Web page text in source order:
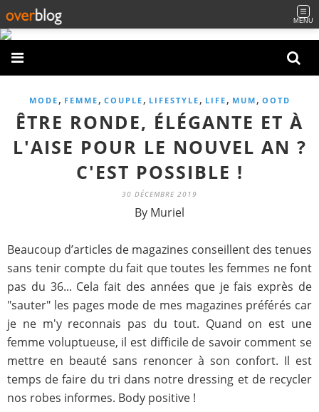
MENU
MODE , FEMME , COUPLE , LIFESTYLE , LIFE , MUM , OOTD
ÊTRE RONDE, ÉLÉGANTE ET À
L'AISE POUR LE NOUVEL AN ?
C'EST POSSIBLE !
30 DÉCEMBRE 2019
By Muriel
Beaucoup d’articles de magazines conseillent des tenues
sans tenir compte du fait que toutes les femmes ne font
pas du 36... Cela fait des années que je fais exprès de
"sauter" les pages mode de mes magazines préférés car
je ne m'y reconnais pas du tout. Quand on est une
femme voluptueuse, il est difficile de savoir comment se
mettre en beauté sans renoncer à son confort. Il est
temps de faire du tri dans notre dressing et de recycler
nos robes informes. Body positive !